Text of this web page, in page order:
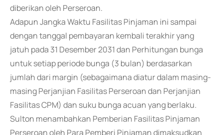
diberikan oleh Perseroan.
Adapun Jangka Waktu Fasilitas Pinjaman ini sampai
dengan tanggal pembayaran kembali terakhir yang
jatuh pada 31 Desember 2031 dan Perhitungan bunga
untuk setiap periode bunga (3 bulan) berdasarkan
jumlah dari margin (sebagaimana diatur dalam masing-
masing Perjanjian Fasilitas Perseroan dan Perjanjian
Fasilitas CPM) dan suku bunga acuan yang berlaku.
Sulton menambahkan Pemberian Fasilitas Pinjaman
Perseroan oleh Para Pemberi Pinjaman dimaksudkan